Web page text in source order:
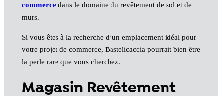
commercedans le domaine du revêtement de sol et de
murs.
Si vous êtes à la recherche d’un emplacement idéal pour
votre projet de commerce, Bastelicaccia pourrait bien être
la perle rare que vous cherchez.
Magasin Revêtement